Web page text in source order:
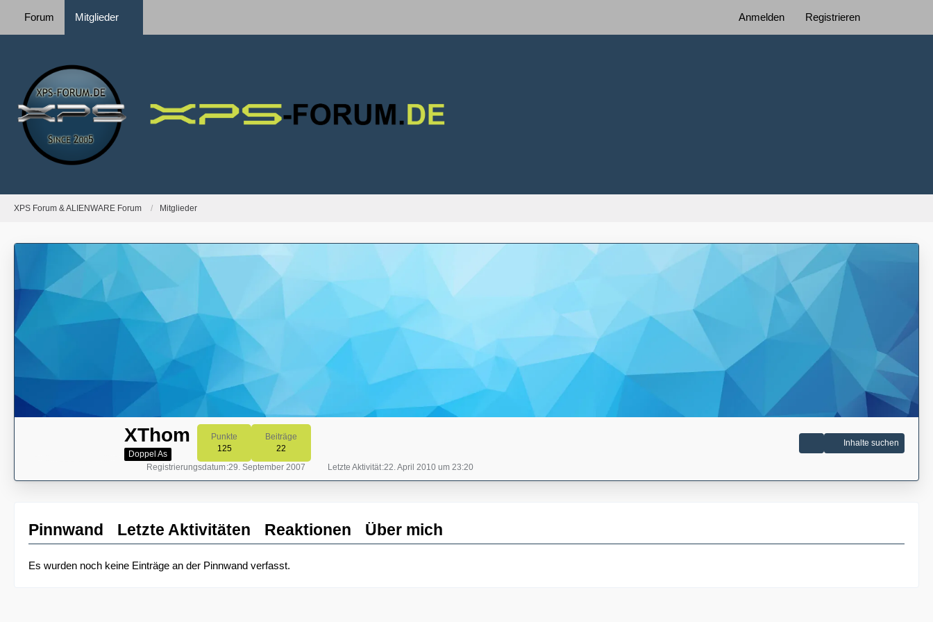
Forum Mitglieder Anmelden Registrieren
XPS Forum & ALIENWARE Forum Mitglieder
XThom
Doppel As
Punkte
125
Beiträge
22
Inhalte suchen
Registrierungsdatum 29. September 2007 Letzte Aktivität 22. April 2010 um 23:20
Pinnwand Letzte Aktivitäten Reaktionen Über mich
Es wurden noch keine Einträge an der Pinnwand verfasst.